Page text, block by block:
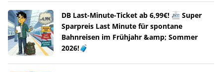
DB Last-Minute-Ticket ab 6,99€! 🚈 Super
Sparpreis Last Minute für spontane
Bahnreisen im Frühjahr &amp; Sommer
2026!🧳